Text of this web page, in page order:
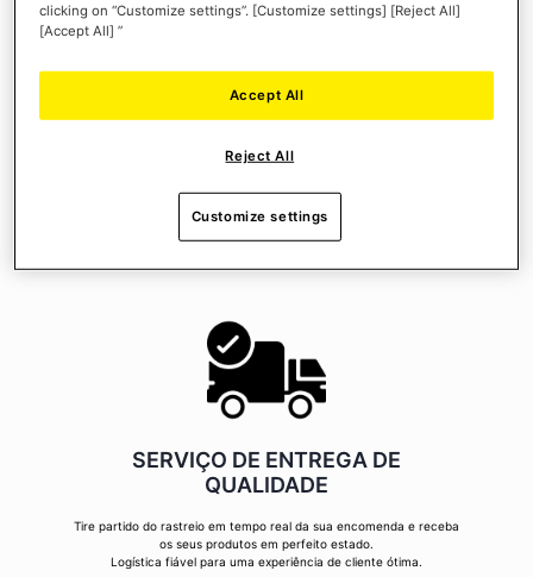
PAGAMENTO SEGURO
Soluções de pagamento 100% seguro, para comprar com total paz
de espírito!
Escolha a proteção 3D Secure ou PayPal para fazer as suas
SERVIÇO DE ENTREGA DE
QUALIDADE
Tire partido do rastreio em tempo real da sua encomenda e receba
os seus produtos em perfeito estado.
Logística fiável para uma experiência de cliente ótima.
clicking on “Customize settings”. [Customize settings] [Reject All]
[Accept All] ”
Reject All
Accept All
Customize settings